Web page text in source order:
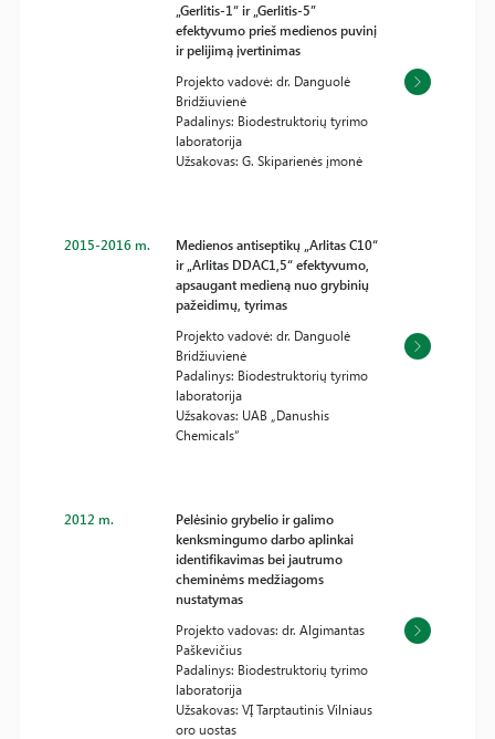
„Gerlitis-1“ ir „Gerlitis-5”
efektyvumo prieš medienos puvinį
ir pelijimą įvertinimas
Projekto vadovė: dr. Danguolė
Bridžiuvienė
Padalinys: Biodestruktorių tyrimo
laboratorija
Užsakovas: G. Skiparienės įmonė
2015-2016 m.
Medienos antiseptikų „Arlitas C10“
ir „Arlitas DDAC1,5“ efektyvumo,
apsaugant medieną nuo grybinių
pažeidimų, tyrimas
Projekto vadovė: dr. Danguolė
Bridžiuvienė
Padalinys: Biodestruktorių tyrimo
laboratorija
Užsakovas: UAB „Danushis
Chemicals“
2012 m.
Pelėsinio grybelio ir galimo
kenksmingumo darbo aplinkai
identifikavimas bei jautrumo
cheminėms medžiagoms
nustatymas
Projekto vadovas: dr. Algimantas
Paškevičius
Padalinys: Biodestruktorių tyrimo
laboratorija
Užsakovas: VĮ Tarptautinis Vilniaus
oro uostas